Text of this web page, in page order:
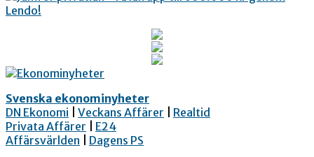
Svenska ekonominyheter
DN Ekonomi
Veckans Affärer
Realtid
Privata Affärer
E24
Affärsvärlden
Dagens PS